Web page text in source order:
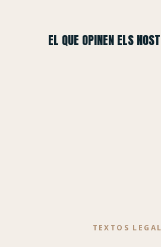
EL QUE OPINEN ELS
TEXTOS